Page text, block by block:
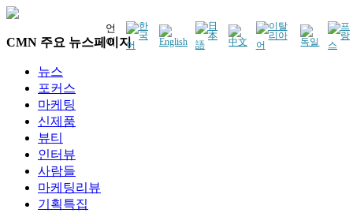
언
어
CMN 주요 뉴스페이지
뉴스
포커스
마케팅
신제품
뷰티
인터뷰
사람들
마케팅리뷰
기획특집